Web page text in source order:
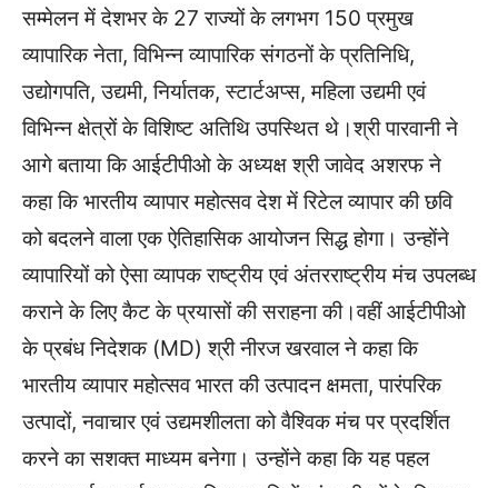
सम्मेलन में देशभर के 27 राज्यों के लगभग 150 प्रमुख
व्यापारिक नेता, विभिन्न व्यापारिक संगठनों के प्रतिनिधि,
उद्योगपति, उद्यमी, निर्यातक, स्टार्टअप्स, महिला उद्यमी एवं
विभिन्न क्षेत्रों के विशिष्ट अतिथि उपस्थित थे।श्री पारवानी ने
आगे बताया कि आईटीपीओ के अध्यक्ष श्री जावेद अशरफ ने
कहा कि भारतीय व्यापार महोत्सव देश में रिटेल व्यापार की छवि
को बदलने वाला एक ऐतिहासिक आयोजन सिद्ध होगा। उन्होंने
व्यापारियों को ऐसा व्यापक राष्ट्रीय एवं अंतरराष्ट्रीय मंच उपलब्ध
कराने के लिए कैट के प्रयासों की सराहना की।वहीं आईटीपीओ
के प्रबंध निदेशक (MD) श्री नीरज खरवाल ने कहा कि
भारतीय व्यापार महोत्सव भारत की उत्पादन क्षमता, पारंपरिक
उत्पादों, नवाचार एवं उद्यमशीलता को वैश्विक मंच पर प्रदर्शित
करने का सशक्त माध्यम बनेगा। उन्होंने कहा कि यह पहल